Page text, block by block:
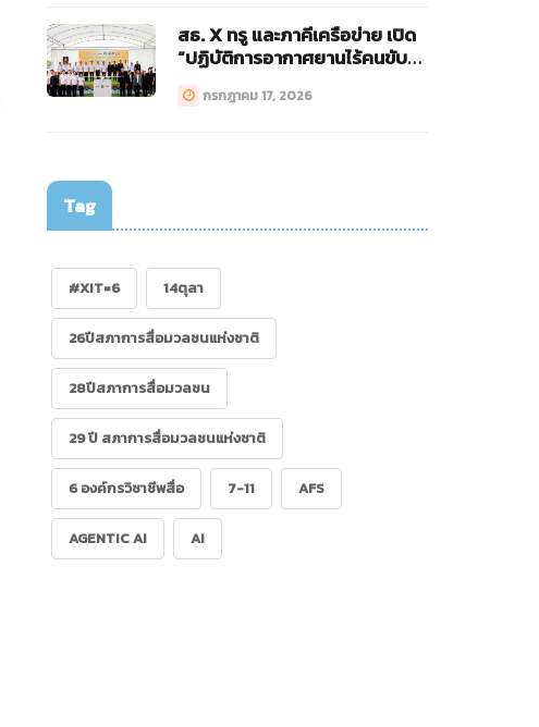
สธ. X ทรู และภาคีเครือข่าย เปิด
“ปฏิบัติการอากาศยานไร้คนขับ
กรกฎาคม 17, 2026
Tag
#XIT=6 14ตุลา
26ปีสภาการสื่อมวลชนแห่งชาติ
28ปีสภาการสื่อมวลชน
29 ปี สภาการสื่อมวลชนแห่งชาติ
6 องค์กรวิชาชีพสื่อ 7-11 AFS
AGENTIC AI AI